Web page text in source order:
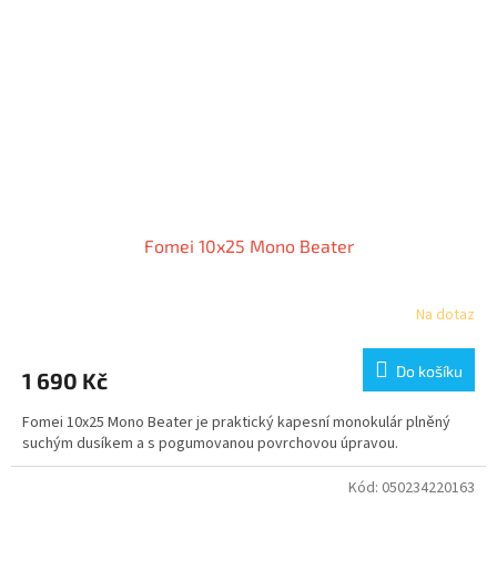
Fomei 10x25 Mono Beater
Na dotaz
1 690 Kč Do košíku
Fomei 10x25 Mono Beater je praktický kapesní monokulár plněný
suchým dusíkem a s pogumovanou povrchovou úpravou.
Kód: 050234220163